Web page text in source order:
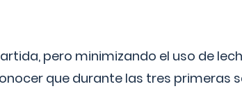
pero minimizando el uso de
que durante las tres primeras